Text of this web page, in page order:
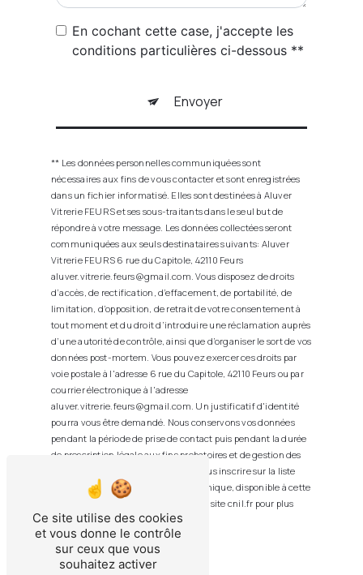
En cochant cette case, j'accepte les
conditions particulières ci-dessous **
Envoyer
** Les données personnelles communiquées sont
nécessaires aux fins de vous contacter et sont enregistrées
dans un fichier informatisé. Elles sont destinées à Aluver
Vitrerie FEURS et ses sous-traitants dans le seul but de
répondre à votre message. Les données collectées seront
communiquées aux seuls destinataires suivants: Aluver
Vitrerie FEURS 6 rue du Capitole, 42110 Feurs
aluver.vitrerie.feurs@gmail.com. Vous disposez de droits
d’accès, de rectification, d’effacement, de portabilité, de
limitation, d’opposition, de retrait de votre consentement à
tout moment et du droit d’introduire une réclamation auprès
d’une autorité de contrôle, ainsi que d’organiser le sort de vos
données post-mortem. Vous pouvez exercer ces droits par
voie postale à l'adresse 6 rue du Capitole, 42110 Feurs ou par
courrier électronique à l'adresse
aluver.vitrerie.feurs@gmail.com. Un justificatif d'identité
pourra vous être demandé. Nous conservons vos données
pendant la période de prise de contact puis pendant la durée
de prescription légale aux fins probatoires et de gestion des
contentieux. Vous avez le droit de vous inscrire sur la liste
d'opposition au démarchage téléphonique, disponible à cette
. Consultez le site cnil.fr pour plus
d’informations sur vos droits.
Ce site utilise des cookies
et vous donne le contrôle
sur ceux que vous
souhaitez activer